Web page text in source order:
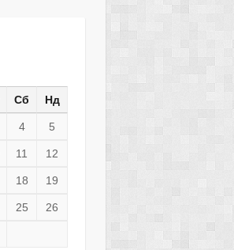
Сб Нд
4 5
11 12
18 19
25 26